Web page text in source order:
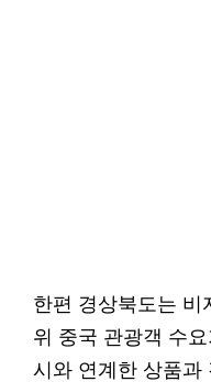
한편 경상북도는 비
위 중국 관광객 수
시와 연계한 상품과